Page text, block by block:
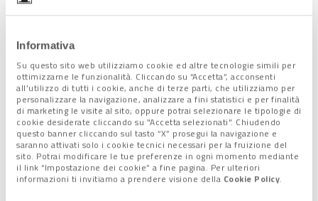
Informativa
Su questo sito web utilizziamo cookie ed altre tecnologie simili per
ottimizzarne le funzionalità. Cliccando su “Accetta”, acconsenti
all’utilizzo di tutti i cookie, anche di terze parti, che utilizziamo per
personalizzare la navigazione, analizzare a fini statistici e per finalità
di marketing le visite al sito; oppure potrai selezionare le tipologie di
cookie desiderate cliccando su "Accetta selezionati". Chiudendo
questo banner cliccando sul tasto “X” prosegui la navigazione e
saranno attivati solo i cookie tecnici necessari per la fruizione del
sito. Potrai modificare le tue preferenze in ogni momento mediante
il link “Impostazione dei cookie” a fine pagina. Per ulteriori
informazioni ti invitiamo a prendere visione della Cookie Policy.
europer tutto il bacino nel2018.Va comunque già segnalato
un miglioramento: rispetto ai 9.074.217 euro del 2017, l’
costo(legato alla raccolta, al trasporto e al trattamento) è
statonel 2018 ridotto dell’11%. Uno studio, per ora
effettuato solo su parte del territorio, mostra come il